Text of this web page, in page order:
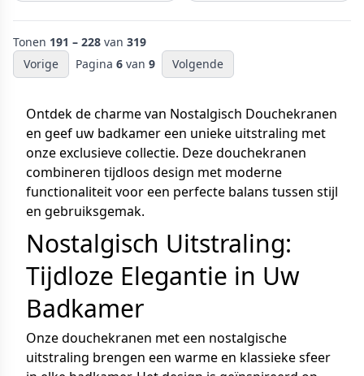
Tonen 191 – 228 van 319
Vorige
Pagina 6 van 9 Volgende
Ontdek de charme van Nostalgisch Douchekranen
en geef uw badkamer een unieke uitstraling met
onze exclusieve collectie. Deze douchekranen
combineren tijdloos design met moderne
functionaliteit voor een perfecte balans tussen stijl
en gebruiksgemak.
Nostalgisch Uitstraling:
Tijdloze Elegantie in Uw
Badkamer
Onze douchekranen met een nostalgische
uitstraling brengen een warme en klassieke sfeer